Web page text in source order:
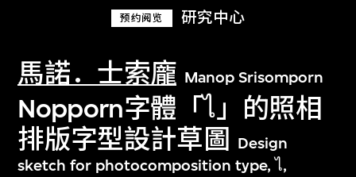
预约阅览 研究中心
馬諾．士索龐 Manop Srisomporn
Nopporn字體「ไ」的照相
排版字型設計草圖
Design
sketch for photocomposition type, ไ,